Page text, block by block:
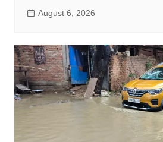
August 6, 2026